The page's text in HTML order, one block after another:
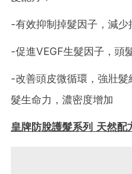
-有效抑制掉髮因子，減
-促進VEGF生髮因子，頭
-改善頭皮微循環，強壯
髮生命力，濃密度增加
皇牌防脫護髮系列 天然配